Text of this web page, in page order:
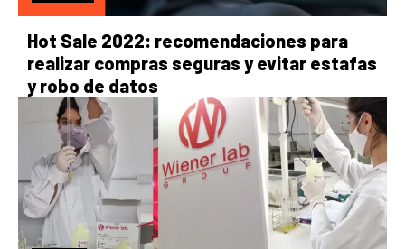
Hot Sale 2022: recomendaciones para
realizar compras seguras y evitar estafas
y robo de datos